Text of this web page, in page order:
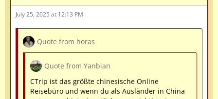
July 25, 2025 at 12:13 PM
Quote from horas
Quote from Yanbian
CTrip ist das größte chinesische Online
Reisebüro und wenn du als Ausländer in China